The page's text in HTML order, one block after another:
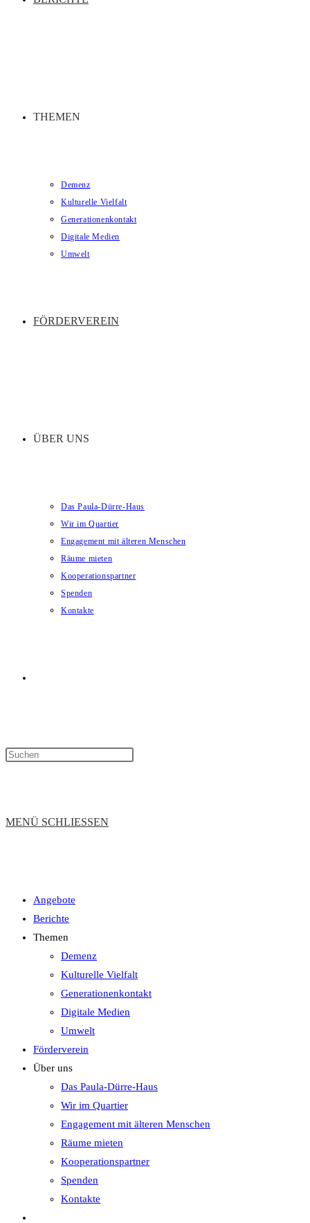
THEMEN
Demenz
Kulturelle Vielfalt
Generationenkontakt
Digitale Medien
Umwelt
FÖRDERVEREIN
ÜBER UNS
Das Paula-Dürre-Haus
Wir im Quartier
Engagement mit älteren Menschen
Räume mieten
Kooperationspartner
Spenden
Kontakte
MENÜ SCHLIESSEN
Angebote
Berichte
Themen
Demenz
Kulturelle Vielfalt
Generationenkontakt
Digitale Medien
Umwelt
Förderverein
Über uns
Das Paula-Dürre-Haus
Wir im Quartier
Engagement mit älteren Menschen
Räume mieten
Kooperationspartner
Spenden
Kontakte